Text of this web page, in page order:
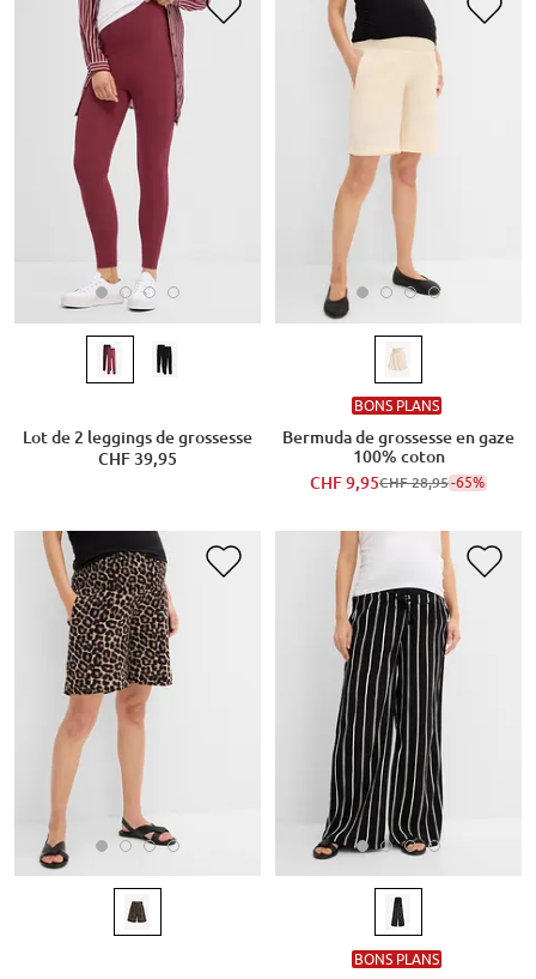
Lot de 2 leggings de grossesse
CHF 39,95
BONS PLANS
Bermuda de grossesse en gaze
100% coton
CHF 9,95CHF 28,95-65%
BONS PLANS